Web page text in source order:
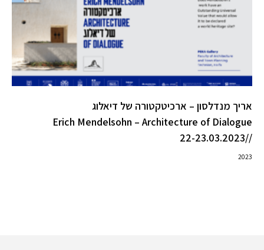
אריך מנדלסון – ארכיטקטורה של דיאלוג
Erich Mendelsohn – Architecture of Dialogue
//22-23.03.2023
2023